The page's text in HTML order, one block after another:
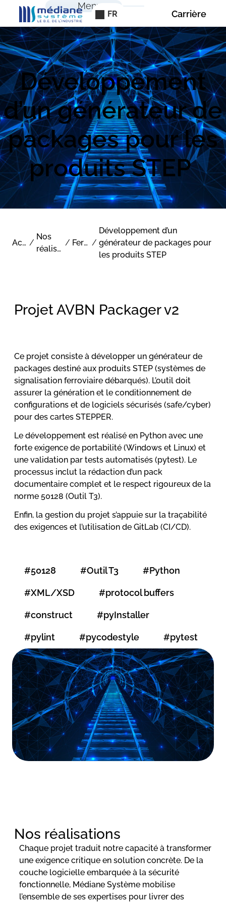
FR
Menu
Carrière
Développement
d’un générateur de
packages pour les
produits STEP
Accueil /
Nos
réalisations
/ Ferroviaire /
Développement d’un
générateur de packages pour
les produits STEP
Projet AVBN Packager v2
Ce projet consiste à développer un générateur de
packages destiné aux produits STEP (systèmes de
signalisation ferroviaire débarqués). L’outil doit
assurer la génération et le conditionnement de
configurations et de logiciels sécurisés (safe/cyber)
pour des cartes STEPPER.
Le développement est réalisé en Python avec une
forte exigence de portabilité (Windows et Linux) et
une validation par tests automatisés (pytest). Le
processus inclut la rédaction d’un pack
documentaire complet et le respect rigoureux de la
norme 50128 (Outil T3).
Enfin, la gestion du projet s’appuie sur la traçabilité
des exigences et l’utilisation de GitLab (CI/CD).
#50128 #Outil T3 #Python
#XML/XSD #protocol buffers
#construct #pyInstaller
#pylint #pycodestyle #pytest
Nos réalisations
Chaque projet traduit notre capacité à transformer
une exigence critique en solution concrète. De la
couche logicielle embarquée à la sécurité
fonctionnelle, Médiane Système mobilise
l’ensemble de ses expertises pour livrer des
Panneau de gestion des cookies